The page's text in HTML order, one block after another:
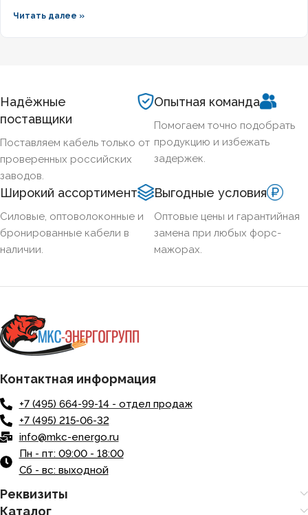
алюминиевых бронированных кабелей с изоляцией из
Читать далее »
Надёжные
поставщики
Поставляем кабель только от
проверенных российских
заводов.
Опытная команда
Помогаем точно подобрать
продукцию и избежать
задержек.
Широкий ассортимент
Силовые, оптоволоконные и
бронированные кабели в
наличии.
Выгодные условия
Оптовые цены и гарантийная
замена при любых форс-
мажорах.
Контактная информация
+7 (495) 664-99-14 - отдел продаж
+7 (495) 215-06-32
info@mkc-energo.ru
Пн - пт: 09:00 - 18:00
Сб - вс: выходной
Реквизиты
Каталог